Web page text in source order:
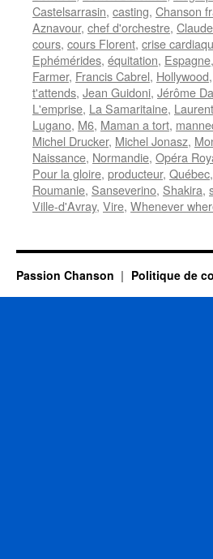
Castelsarrasin, casting, Chanson
Aznavour, chef d'orchestre,
cours, cours Florent, crise
Ephémérides, équitation, Espagne,
Farmer, Francis Cabrel, Hollywood,
t'attends, Jean Guidoni, Jérôme
L'emprise, La Samaritaine,
Lugano, M6, Maman a tort,
Michel Drucker, Michel Jonasz,
Naissance, Normandie, Opéra
Pour la gloire, producteur, Québec,
Roumanie, Sanseverino, Shakira,
Ville-d'Avray, Vire, Whenever
Passion Chanson Politique de